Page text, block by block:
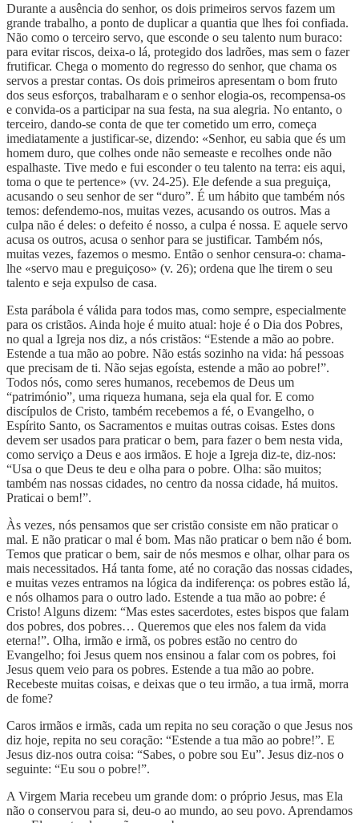
Durante a ausência do senhor, os dois primeiros servos fazem um
grande trabalho, a ponto de duplicar a quantia que lhes foi confiada.
Não como o terceiro servo, que esconde o seu talento num buraco:
para evitar riscos, deixa-o lá, protegido dos ladrões, mas sem o fazer
frutificar. Chega o momento do regresso do senhor, que chama os
servos a prestar contas. Os dois primeiros apresentam o bom fruto
dos seus esforços, trabalharam e o senhor elogia-os, recompensa-os
e convida-os a participar na sua festa, na sua alegria. No entanto, o
terceiro, dando-se conta de que ter cometido um erro, começa
imediatamente a justificar-se, dizendo: «Senhor, eu sabia que és um
homem duro, que colhes onde não semeaste e recolhes onde não
espalhaste. Tive medo e fui esconder o teu talento na terra: eis aqui,
toma o que te pertence» (vv. 24-25). Ele defende a sua preguiça,
acusando o seu senhor de ser “duro”. É um hábito que também nós
temos: defendemo-nos, muitas vezes, acusando os outros. Mas a
culpa não é deles: o defeito é nosso, a culpa é nossa. E aquele servo
acusa os outros, acusa o senhor para se justificar. Também nós,
muitas vezes, fazemos o mesmo. Então o senhor censura-o: chama-
lhe «servo mau e preguiçoso» (v. 26); ordena que lhe tirem o seu
talento e seja expulso de casa.
Esta parábola é válida para todos mas, como sempre, especialmente
para os cristãos. Ainda hoje é muito atual: hoje é o Dia dos Pobres,
no qual a Igreja nos diz, a nós cristãos: “Estende a mão ao pobre.
Estende a tua mão ao pobre. Não estás sozinho na vida: há pessoas
que precisam de ti. Não sejas egoísta, estende a mão ao pobre!”.
Todos nós, como seres humanos, recebemos de Deus um
“património”, uma riqueza humana, seja ela qual for. E como
discípulos de Cristo, também recebemos a fé, o Evangelho, o
Espírito Santo, os Sacramentos e muitas outras coisas. Estes dons
devem ser usados para praticar o bem, para fazer o bem nesta vida,
como serviço a Deus e aos irmãos. E hoje a Igreja diz-te, diz-nos:
“Usa o que Deus te deu e olha para o pobre. Olha: são muitos;
também nas nossas cidades, no centro da nossa cidade, há muitos.
Praticai o bem!”.
Às vezes, nós pensamos que ser cristão consiste em não praticar o
mal. E não praticar o mal é bom. Mas não praticar o bem não é bom.
Temos que praticar o bem, sair de nós mesmos e olhar, olhar para os
mais necessitados. Há tanta fome, até no coração das nossas cidades,
e muitas vezes entramos na lógica da indiferença: os pobres estão lá,
e nós olhamos para o outro lado. Estende a tua mão ao pobre: é
Cristo! Alguns dizem: “Mas estes sacerdotes, estes bispos que falam
dos pobres, dos pobres… Queremos que eles nos falem da vida
eterna!”. Olha, irmão e irmã, os pobres estão no centro do
Evangelho; foi Jesus quem nos ensinou a falar com os pobres, foi
Jesus quem veio para os pobres. Estende a tua mão ao pobre.
Recebeste muitas coisas, e deixas que o teu irmão, a tua irmã, morra
de fome?
Caros irmãos e irmãs, cada um repita no seu coração o que Jesus nos
diz hoje, repita no seu coração: “Estende a tua mão ao pobre!”. E
Jesus diz-nos outra coisa: “Sabes, o pobre sou Eu”. Jesus diz-nos o
seguinte: “Eu sou o pobre!”.
A Virgem Maria recebeu um grande dom: o próprio Jesus, mas Ela
não o conservou para si, deu-o ao mundo, ao seu povo. Aprendamos